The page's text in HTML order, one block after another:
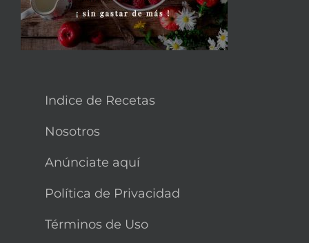
Indice de Recetas
Nosotros
Anúnciate aquí
Política de Privacidad
Términos de Uso